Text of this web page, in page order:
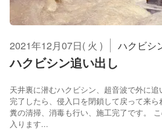
2021年12月07日( 火 ) ハクビシ
ハクビシン追い出し
天井裏に潜むハクビシン、超音波で外に
完了したら、侵入口を閉鎖して戻って来ら
糞の清掃、消毒も行い、施工完了です。
入ります...